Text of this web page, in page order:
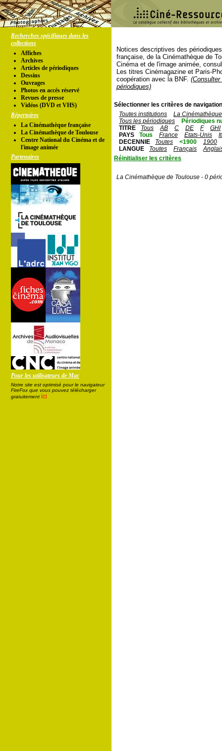
Recherches spécifiques dans les
collections
Affiches
Archives
Articles de périodiques
Dessins
Ouvrages
Photos en accés réservé
Revues de presse
Vidéos (DVD et VHS)
Répertoires
La Cinémathèque française
La Cinémathèque de Toulouse
Centre National du Cinéma et de
l'image animée
Partenaires
Pour les utilisateurs de Mac
Notre site est optimisé pour le navigateur
FireFox que vous pouvez télécharger
gratuitement ici
Notices descriptives des
française, de la Cinémathèque de
Cinéma et de l'image animée,
Les titres Cinémagazine et Paris-
coopération avec la BNF.
périodiques)
Sélectionner les critères de
Toutes institutions
La
Tous les périodiques
Périodiques
TITRE
Tous AB C DE F
GHI
PAYS
Tous France Etats-Unis
DECENNIE
Toutes <1900
1900
LANGUE
Toutes Français
Réinitialiser les critères
La Cinémathèque de Toulouse - 0